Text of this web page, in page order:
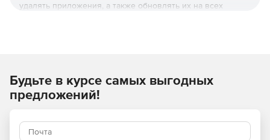
удалять приложения, а также обновлять их на всех
развертывание Active Directory.
Развертывание и установка любых пакетов:
Будьте в курсе самых выгодных
предложений!